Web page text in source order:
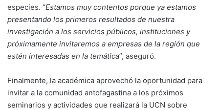
especies. “Estamos muy contentos porque ya estamos
presentando los primeros resultados de nuestra
investigación a los servicios públicos, instituciones y
próximamente invitaremos a empresas de la región que
estén interesadas en la temática”, aseguró.
Finalmente, la académica aprovechó la oportunidad para
invitar a la comunidad antofagastina a los próximos
seminarios y actividades que realizará la UCN sobre